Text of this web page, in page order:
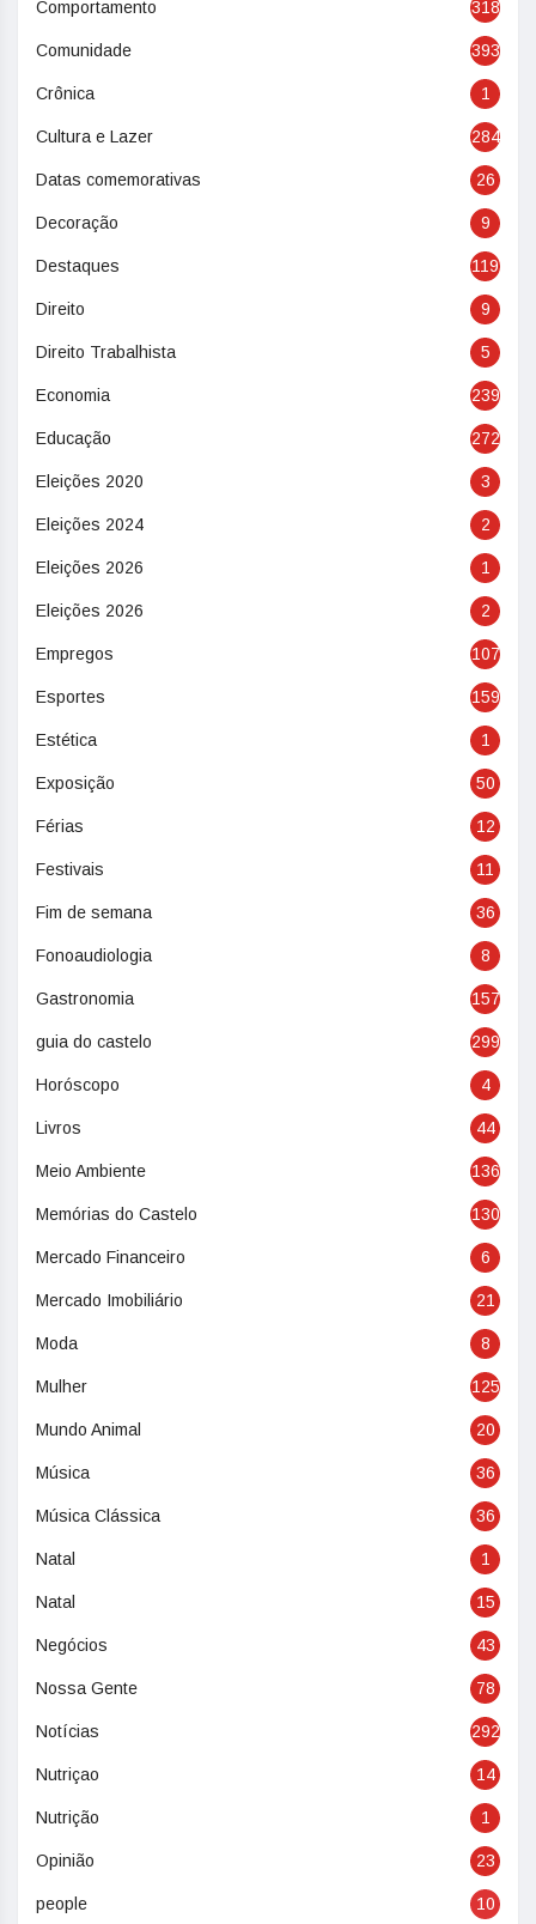
Comportamento 318
Comunidade 393
Crônica 1
Cultura e Lazer 284
Datas comemorativas 26
Decoração 9
Destaques 119
Direito 9
Direito Trabalhista 5
Economia 239
Educação 272
Eleições 2020 3
Eleições 2024 2
Eleições 2026 1
Eleições 2026 2
Empregos 107
Esportes 159
Estética 1
Exposição 50
Férias 12
Festivais 11
Fim de semana 36
Fonoaudiologia 8
Gastronomia 157
guia do castelo 299
Horóscopo 4
Livros 44
Meio Ambiente 136
Memórias do Castelo 130
Mercado Financeiro 6
Mercado Imobiliário 21
Moda 8
Mulher 125
Mundo Animal 20
Música 36
Música Clássica 36
Natal 1
Natal 15
Negócios 43
Nossa Gente 78
Notícias 292
Nutriçao 14
Nutrição 1
Opinião 23
people 10